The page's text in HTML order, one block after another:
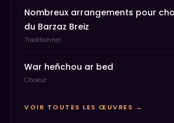
Nombreux arrangements pour
du Barzaz Breiz
Traditionnel
War heñchou ar bed
Choeur
VOIR TOUTES LES ŒUVRES →